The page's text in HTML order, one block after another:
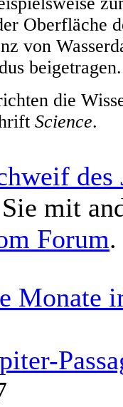
Oberfläche
von
beigetragen.
die
Science.
des
mit
Forum.
Monate